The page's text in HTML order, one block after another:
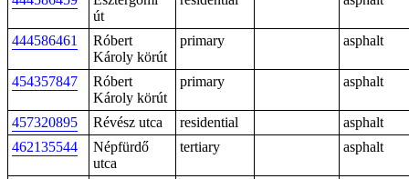
út
444586461
Róbert
Károly körút
primary asphalt
454357847
Róbert
Károly körút
primary asphalt
457320895 Révész utca residential
asphalt
462135544
Népfürdő
utca
tertiary asphalt